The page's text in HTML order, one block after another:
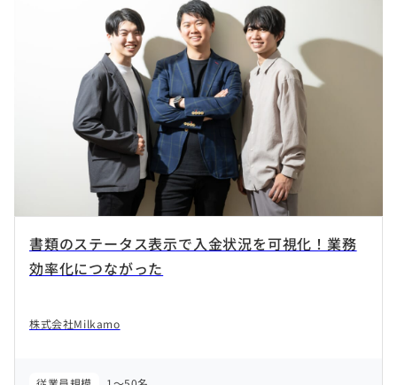
書類のステータス表示で入金状況を可視化！業務
効率化につながった
株式会社Milkamo